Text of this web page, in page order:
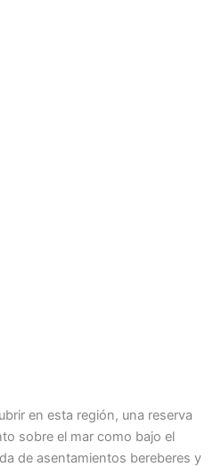
en esta región, una reserva
sobre el mar como bajo el
de asentamientos bereberes y